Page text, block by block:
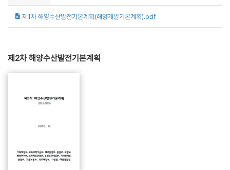
제1차 해양수산발전기본계획(해양개발기본계획).pdf
제2차 해양수산발전기본계획